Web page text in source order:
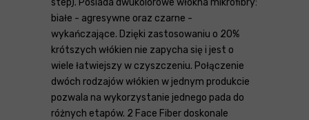
białe - agresywne oraz czarne -
wykańczające. Dzięki zastosowaniu o 20%
krótszych włókien nie zapycha się i jest o
wiele łatwiejszy w czyszczeniu. Połączenie
dwóch rodzajów włókien w jednym produkcie
pozwala na wykorzystanie jednego pada do
różnych etapów. 2 Face Fiber doskonale